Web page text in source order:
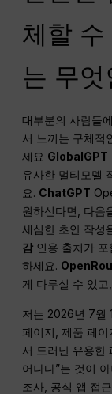
체할
는 무
대부분의 사람들
서 느끼는 구체적
세요 GlobalGPT
유사한 멀티모델
요. ChatGPT
원하신다면, 다음
세심한 초안 작성
감 인용 출처가
하세요.
게 다루실 수 있
저는 2026년 7월
페이지, 제품 페
서 드러난 유용한
어나다”는 것이
조사, 공식 앱 접